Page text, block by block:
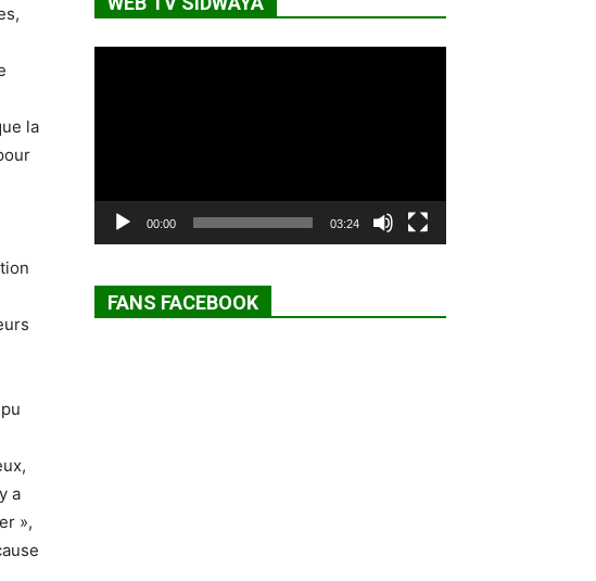
la
a
»,
00:00 03:24
FANS FACEBOOK